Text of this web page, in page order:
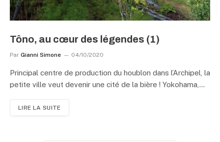
Tôno, au cœur des légendes (1)
Par Gianni Simone 04/10/2020
Principal centre de production du houblon dans l’Archipel, la
petite ville veut devenir une cité de la bière ! Yokohama,…
LIRE LA SUITE